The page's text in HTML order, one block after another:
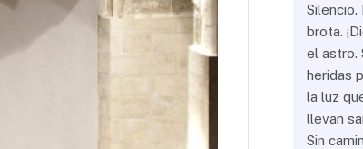
Si alguien buscara utilidad, nada es más
útil que la música, que penetrando con
suavidad en los corazones a través del
mensaje de los oídos, parece servir de
provecho, no sólo al alma sino también
Silencio.
brota.
el astro.
heridas
la luz
llevan
Sin